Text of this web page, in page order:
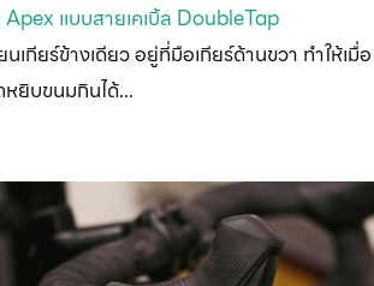
แบบสายเคเบิ้ล DoubleTap
นเกียร์ข้างเดียว อยู่ที่มือเกียร์ด้านขวา ทำให้เมื่อ
หยิบขนมกินได้...